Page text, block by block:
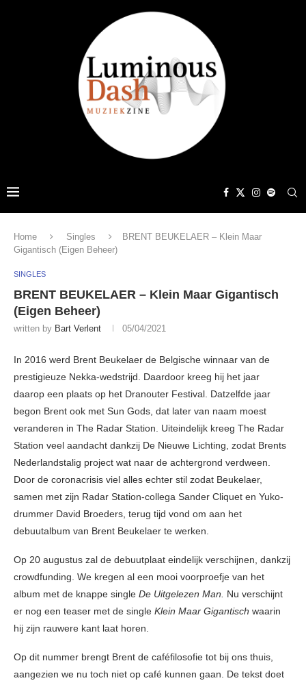
Home Singles
BRENT BEUKELAER – Klein Maar
Gigantisch (Eigen Beheer)
SINGLES
BRENT BEUKELAER – Klein Maar Gigantisch
(Eigen Beheer)
written by Bart Verlent 05/04/2021
In 2016 werd Brent Beukelaer de Belgische winnaar van de
prestigieuze Nekka-wedstrijd. Daardoor kreeg hij het jaar
daarop een plaats op het Dranouter Festival. Datzelfde jaar
begon Brent ook met Sun Gods, dat later van naam moest
veranderen in The Radar Station. Uiteindelijk kreeg The Radar
Station veel aandacht dankzij De Nieuwe Lichting, zodat Brents
Nederlandstalig project wat naar de achtergrond verdween.
Door de coronacrisis viel alles echter stil zodat Beukelaer,
samen met zijn Radar Station-collega Sander Cliquet en Yuko-
drummer David Broeders, terug tijd vond om aan het
debuutalbum van Brent Beukelaer te werken.
Op 20 augustus zal de debuutplaat eindelijk verschijnen, dankzij
crowdfunding. We kregen al een mooi voorproefje van het
album met de knappe single De Uitgelezen Man. Nu verschijnt
er nog een teaser met de single Klein Maar Gigantisch waarin
hij zijn rauwere kant laat horen.
Op dit nummer brengt Brent de caféfilosofie tot bij ons thuis,
aangezien we nu toch niet op café kunnen gaan. De tekst doet